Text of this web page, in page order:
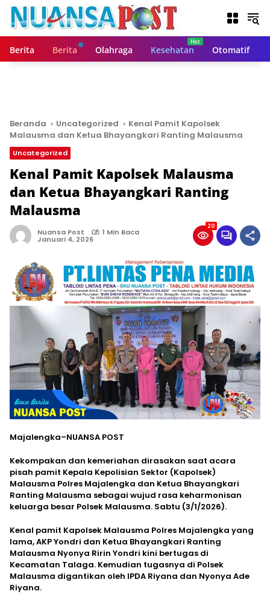
Berita Berita Olahraga Kesehatan Otomatif
Beranda Uncategorized
Kenal Pamit Kapolsek
Malausma dan Ketua Bhayangkari Ranting Malausma
Uncategorized
Kenal Pamit Kapolsek Malausma
dan Ketua Bhayangkari Ranting
Malausma
Nuansa Post 1 Min Baca
Januari 4, 2026
20
Majalengka–NUANSA POST
Kekompakan dan kemeriahan dirasakan saat acara
pisah pamit Kepala Kepolisian Sektor (Kapolsek)
Malausma Polres Majalengka dan Ketua Bhayangkari
Ranting Malausma sebagai wujud rasa keharmonisan
keluarga besar Polsek Malausma. Sabtu (3/1/2026).
Kenal pamit Kapolsek Malausma Polres Majalengka yang
lama, AKP Yondri dan Ketua Bhayangkari Ranting
Malausma Nyonya Ririn Yondri kini bertugas di
Kecamatan Talaga. Kemudian tugasnya di Polsek
Malausma digantikan oleh IPDA Riyana dan Nyonya Ade
Riyana.